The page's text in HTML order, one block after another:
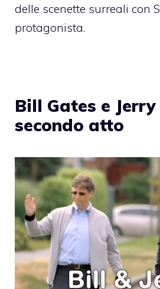
delle scenette surreali con
protagonista.
Bill Gates e
secondo atto